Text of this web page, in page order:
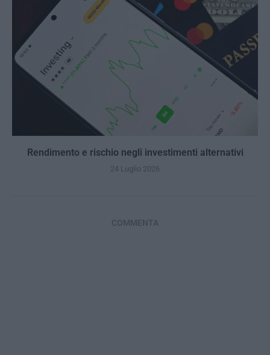
Rendimento e rischio negli investimenti alternativi
24 Luglio 2026
COMMENTA